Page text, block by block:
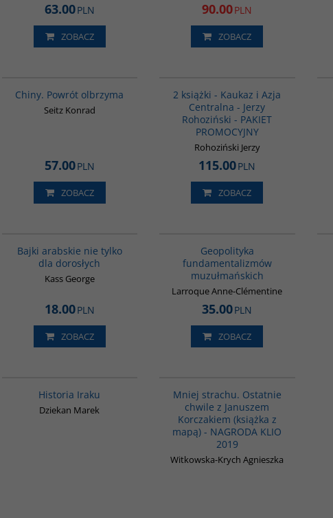
63.00PLN
ZOBACZ
90.00PLN
ZOBACZ
Chiny. Powrót olbrzyma
Seitz Konrad
57.00PLN
ZOBACZ
2 książki - Kaukaz i Azja
Centralna - Jerzy
Rohoziński - PAKIET
PROMOCYJNY
Rohoziński Jerzy
115.00PLN
ZOBACZ
Bajki arabskie nie tylko
dla dorosłych
Kass George
18.00PLN
ZOBACZ
Geopolityka
fundamentalizmów
muzułmańskich
Larroque Anne-Clémentine
35.00PLN
ZOBACZ
Historia Iraku
Dziekan Marek
Mniej strachu. Ostatnie
chwile z Januszem
Korczakiem (książka z
mapą) - NAGRODA KLIO
2019
Witkowska-Krych Agnieszka